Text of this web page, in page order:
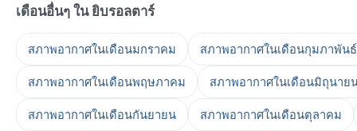
เดือนอื่นๆ ใน ยิบรอลตาร์
สภาพอากาศในเดือนมกราคม สภาพอากาศในเดือนกุมภาพันธ์
สภาพอากาศในเดือนพฤษภาคม สภาพอากาศในเดือนมิถุนาย
สภาพอากาศในเดือนกันยายน สภาพอากาศในเดือนตุลาคม